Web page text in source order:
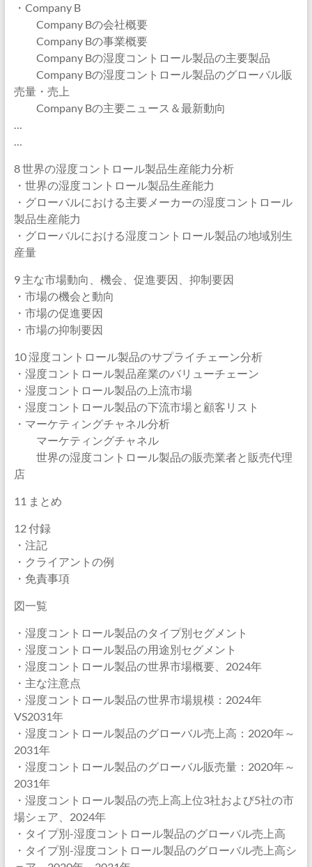
・Company B
Company Bの会社概要
Company Bの事業概要
Company Bの湿度コントロール製品の主要製品
Company Bの湿度コントロール製品のグローバル販
売量・売上
Company Bの主要ニュース＆最新動向
…
…
8 世界の湿度コントロール製品生産能力分析
・世界の湿度コントロール製品生産能力
・グローバルにおける主要メーカーの湿度コントロール
製品生産能力
・グローバルにおける湿度コントロール製品の地域別生
産量
9 主な市場動向、機会、促進要因、抑制要因
・市場の機会と動向
・市場の促進要因
・市場の抑制要因
10 湿度コントロール製品のサプライチェーン分析
・湿度コントロール製品産業のバリューチェーン
・湿度コントロール製品の上流市場
・湿度コントロール製品の下流市場と顧客リスト
・マーケティングチャネル分析
マーケティングチャネル
世界の湿度コントロール製品の販売業者と販売代理
店
11 まとめ
12 付録
・注記
・クライアントの例
・免責事項
図一覧
・湿度コントロール製品のタイプ別セグメント
・湿度コントロール製品の用途別セグメント
・湿度コントロール製品の世界市場概要、2024年
・主な注意点
・湿度コントロール製品の世界市場規模：2024年
VS2031年
・湿度コントロール製品のグローバル売上高：2020年～
2031年
・湿度コントロール製品のグローバル販売量：2020年～
2031年
・湿度コントロール製品の売上高上位3社および5社の市
場シェア、2024年
・タイプ別-湿度コントロール製品のグローバル売上高
・タイプ別-湿度コントロール製品のグローバル売上高シ